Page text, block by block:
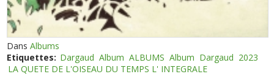
DansAlbums
Etiquettes: Dargaud Album ALBUMS Album Dargaud 2023
LA QUETE DE L'OISEAU DU TEMPS L' INTEGRALE